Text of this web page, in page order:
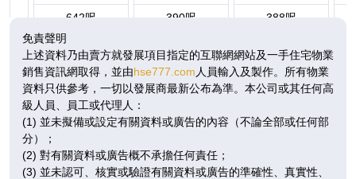
9 /
F
642呎
3房(1套)
$1,217.55萬
已售
390呎
$757.75萬
已售
388呎
$789.12萬
已售
A
3房(1套)
$1,193.73萬
2房
$760.66萬
$793.05萬
免責聲明
上述資料乃由賣方就發展項目指定的互聯網網站及一手住宅物業
銷售資訊網取得，並由hse777.com 人員輸入及製作。所有物業
資料只供參考，一切以發展商最新公布為準。本公司或其任何高
級人員、員工或代理人：
(1) 並未擬備或設定有關資料或廣告的內容（不論全部或任何部
分）；
(2) 對有關資料或廣告概不承擔任何責任；
(3) 並未認可、核實或驗證有關資料或廣告的準確性、真實性、